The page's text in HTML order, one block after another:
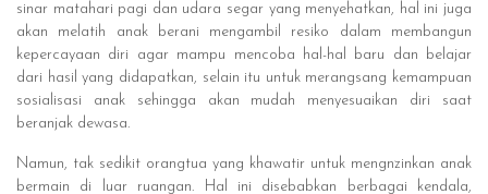
sinar matahari pagi dan udara segar yang menyehatkan, hal ini juga
akan melatih anak berani mengambil resiko dalam membangun
kepercayaan diri agar mampu mencoba hal-hal baru dan belajar
dari hasil yang didapatkan, selain itu untuk merangsang kemampuan
sosialisasi anak sehingga akan mudah menyesuaikan diri saat
beranjak dewasa.
Namun, tak sedikit orangtua yang khawatir untuk mengnzinkan anak
bermain di luar ruangan. Hal ini disebabkan berbagai kendala,